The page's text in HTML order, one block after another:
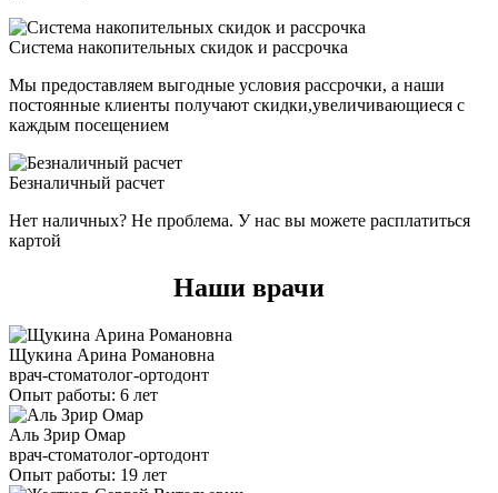
Система накопительных скидок и рассрочка
Мы предоставляем выгодные условия рассрочки, а наши
постоянные клиенты получают скидки,увеличивающиеся с
каждым посещением
Безналичный расчет
Нет наличных? Не проблема. У нас вы можете расплатиться
картой
Наши врачи
Щукина Арина Романовна
врач-стоматолог-ортодонт
Опыт работы: 6 лет
Аль Зрир Омар
врач-стоматолог-ортодонт
Опыт работы: 19 лет